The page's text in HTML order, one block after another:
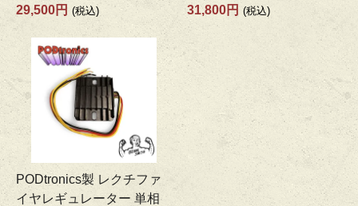
29,500円 (税込)
31,800円 (税込)
PODtronics製 レクチファ
イヤレギュレーター 単相